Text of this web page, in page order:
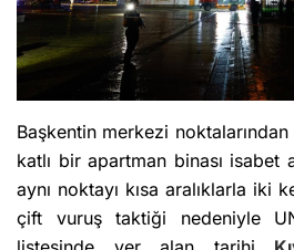
Başkentin merkezi
katlı bir apartman binası isabet
aynı noktayı kısa aralıklarla iki
çift vuruş taktiği nedeniyle